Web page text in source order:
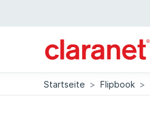
Startseite > Flipbook >